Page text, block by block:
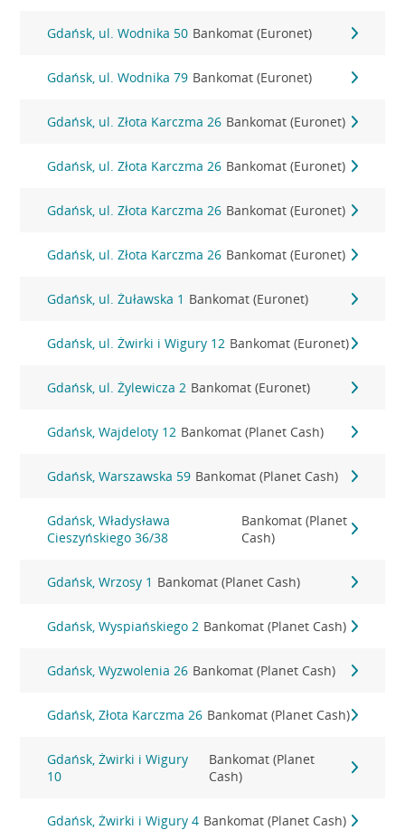
Gdańsk, ul. Wodnika 50 Bankomat (Euronet)
Gdańsk, ul. Wodnika 79 Bankomat (Euronet)
Gdańsk, ul. Złota Karczma 26 Bankomat (Euronet)
Gdańsk, ul. Złota Karczma 26 Bankomat (Euronet)
Gdańsk, ul. Złota Karczma 26 Bankomat (Euronet)
Gdańsk, ul. Złota Karczma 26 Bankomat (Euronet)
Gdańsk, ul. Żuławska 1 Bankomat (Euronet)
Gdańsk, ul. Żwirki i Wigury 12 Bankomat (Euronet)
Gdańsk, ul. Żylewicza 2 Bankomat (Euronet)
Gdańsk, Wajdeloty 12 Bankomat (Planet Cash)
Gdańsk, Warszawska 59 Bankomat (Planet Cash)
Gdańsk, Władysława
Cieszyńskiego 36/38
Bankomat (Planet
Cash)
Gdańsk, Wrzosy 1 Bankomat (Planet Cash)
Gdańsk, Wyspiańskiego 2 Bankomat (Planet Cash)
Gdańsk, Wyzwolenia 26 Bankomat (Planet Cash)
Gdańsk, Złota Karczma 26 Bankomat (Planet Cash)
Gdańsk, Żwirki i Wigury
10
Bankomat (Planet
Cash)
Gdańsk, Żwirki i Wigury 4 Bankomat (Planet Cash)